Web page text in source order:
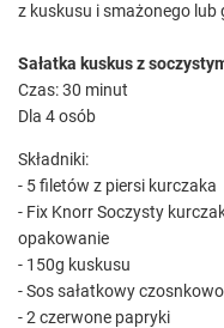
z kuskusu i smażonego
Sałatka kuskus z
Czas: 30 minut
Dla 4 osób
Składniki:
- 5 filetów z piersi kurczaka
- Fix Knorr Soczysty
opakowanie
- 150g kuskusu
- Sos sałatkowy
- 2 czerwone papryki